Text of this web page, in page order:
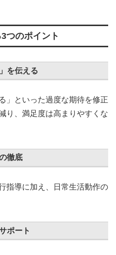
つのポイント
を伝える
」といった過度な期待を修正
り、満足度は高まりやすくな
徹底
指導に加え、日常生活動作の
ポート